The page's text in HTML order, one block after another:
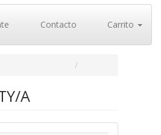
Contacto Carrito
A